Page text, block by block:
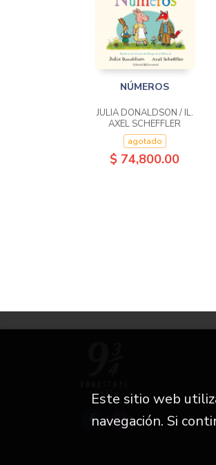
NÚMEROS
JULIA DONALDSON / IL.
AXEL SCHEFFLER
agotado
$ 74,800.00
Este sitio web
navegación. Si